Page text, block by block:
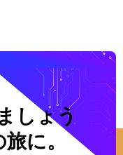
しょう
に。